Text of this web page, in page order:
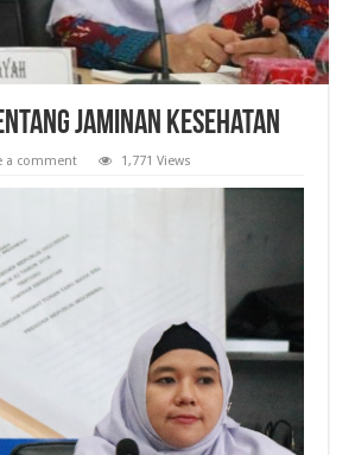
Jaminan Kesehatan
a comment 1,771 Views